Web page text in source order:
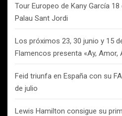
Tour Europeo de Kany García
Palau Sant Jordi
Los próximos 23, 30 junio y 15
Flamencos presenta «Ay, Amor,
Feid triunfa en España con su
de julio
Lewis Hamilton consigue su